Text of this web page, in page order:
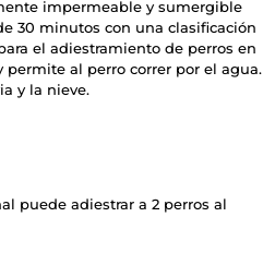
impermeable y sumergible
30 minutos con una clasificación
el adiestramiento de perros en
permite al perro correr por el agua.
y la nieve.
puede adiestrar a 2 perros al